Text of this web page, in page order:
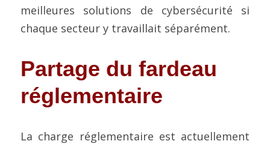
meilleures solutions de cybersécurité si
chaque secteur y travaillait séparément.
Partage du fardeau
réglementaire
La charge réglementaire est actuellement